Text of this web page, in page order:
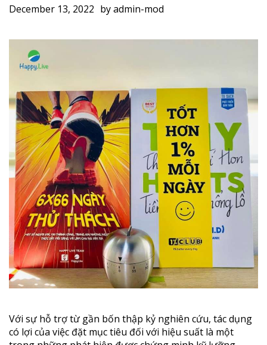
December 13, 2022 byadmin-mod
Với sự hỗ trợ từ gần bốn thập kỷ nghiên cứu, tác dụng
có lợi của việc đặt mục tiêu đối với hiệu suất là một